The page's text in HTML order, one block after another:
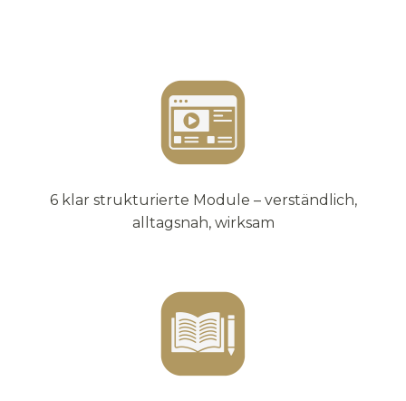
6 klar strukturierte Module – verständlich,
alltagsnah, wirksam